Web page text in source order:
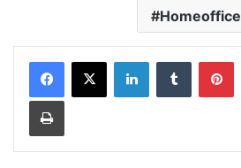
Homeoffice